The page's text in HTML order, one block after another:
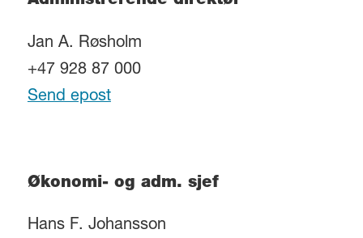
Jan A. Røsholm
+47 928 87 000
Send epost
Økonomi- og adm. sjef
Hans F. Johansson